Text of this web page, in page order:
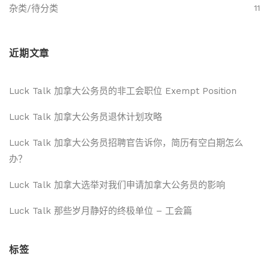
杂类/待分类 11
近期文章
Luck Talk 加拿大公务员的非工会职位 Exempt Position
Luck Talk 加拿大公务员退休计划攻略
Luck Talk 加拿大公务员招聘官告诉你，简历有空白期怎么
办？
Luck Talk 加拿大选举对我们申请加拿大公务员的影响
Luck Talk 那些岁月静好的终极单位 – 工会篇
标签